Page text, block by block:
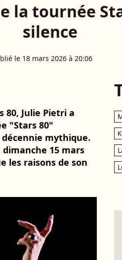
la tournée
silence
le 18 mars 2026 à 20:06
80, Julie Pietri a
"Stars 80"
mythique.
15 mars
les raisons de son